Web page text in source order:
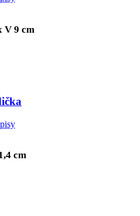
V 9 cm
cm